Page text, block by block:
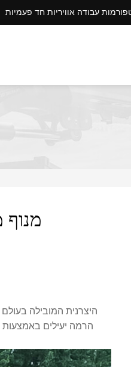
עבודה אוויריות חד פעמיות
מנוף
היצרנית המובילה
הרמה יעילים באמצעות